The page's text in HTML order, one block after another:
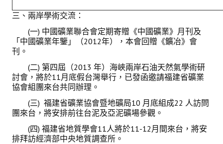
三、兩岸學術交流：
(一) 中國礦業聯合會定期寄贈《中國礦業》月刊及
「中國礦業年鑒」（2012年），本會回贈《鑛冶》會
刊。
(二) 第四屆（2013 年）海峽兩岸石油天然氣學術研
討會，將於11月底假台灣舉行，已發函邀請福建省礦業
協會組團來台共同辦理。
(三) 福建省礦業協會暨地礦局10 月底組成22 人訪問
團來台，將安排前往台泥及亞泥礦場參觀。
(四) 福建省地質學會11人將於11-12月間來台，將安
排拜訪經濟部中央地質調查所。